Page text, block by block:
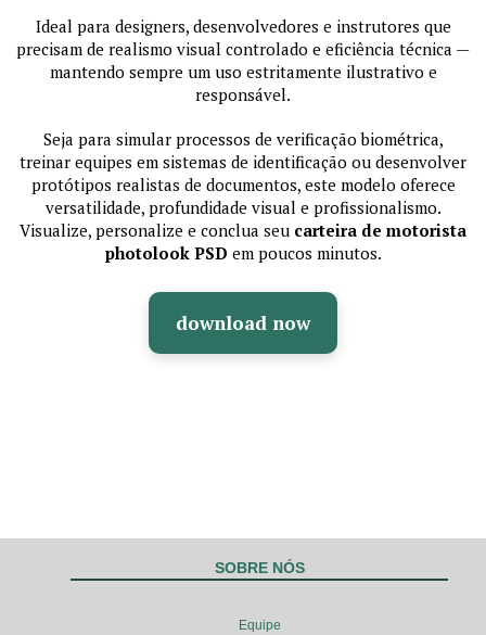
Ideal para designers, desenvolvedores e instrutores que
precisam de realismo visual controlado e eficiência técnica —
mantendo sempre um uso estritamente ilustrativo e
responsável.
Seja para simular processos de verificação biométrica,
treinar equipes em sistemas de identificação ou desenvolver
protótipos realistas de documentos, este modelo oferece
versatilidade, profundidade visual e profissionalismo.
Visualize, personalize e conclua seu carteira de motorista
photolook PSD em poucos minutos.
download now
SOBRE NÓS
Equipe